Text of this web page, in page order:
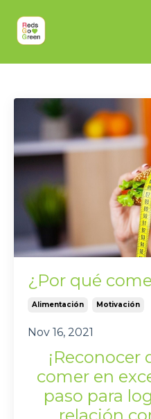
¿Por qué
Alimentación Motivación
Nov 16, 2021
comer en
paso para